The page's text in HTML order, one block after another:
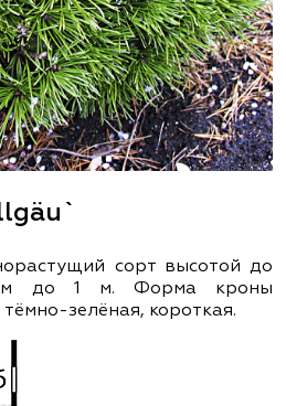
сорт высотой до
до 1 м. Форма кроны
зелёная, короткая.